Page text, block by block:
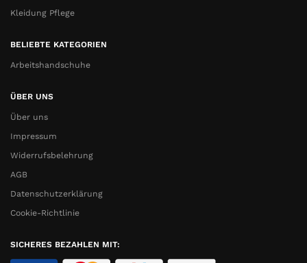
Kleidung Pflege
BELIEBTE KATEGORIEN
Arbeitshandschuhe
ÜBER UNS
Über uns
Impressum
Widerrufsbelehrung
AGB
Datenschutzerklärung
Cookie-Richtlinie
SICHERES BEZAHLEN MIT: